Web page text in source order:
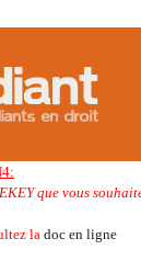
que vous
la doc en ligne